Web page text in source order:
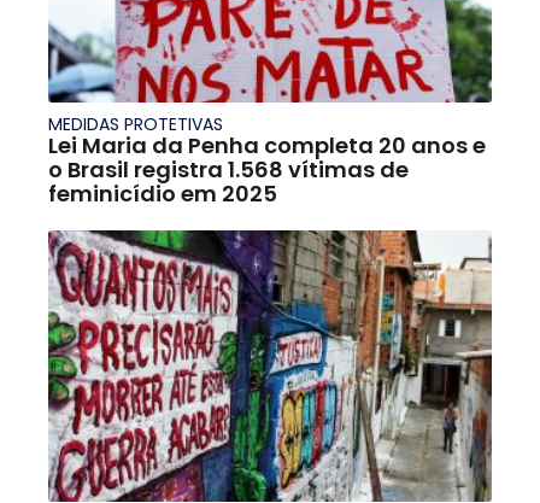
MEDIDAS PROTETIVAS
Lei Maria da Penha completa 20 anos e
o Brasil registra 1.568 vítimas de
feminicídio em 2025